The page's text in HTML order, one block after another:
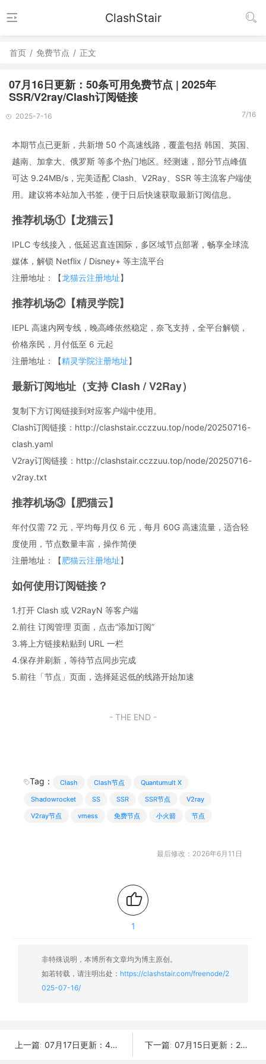
ClashStair
首页 / 免费节点 / 正文
07月16日更新：50条可用免费节点 | 2025年
SSR/V2ray/Clash订阅链接
2025-7-16 7/16
本期节点已更新，共新增 50 个高速线路，覆盖包括 韩国、英国、
越南、加拿大、俄罗斯 等多个热门地区。经测速，部分节点峰值
可达 9.24MB/s，完美适配 Clash、V2Ray、SSR 等主流客户端使
用。建议将本站加入书签，便于日后快速获取最新订阅信息。
推荐机场①【龙猫云】
IPLC 专线接入，低延迟直连国际，多区域节点部署，畅享全球流
媒体，解锁 Netflix / Disney+ 等主流平台
注册地址：【龙猫云注册地址】
推荐机场②【精灵学院】
IEPL 高速内网专线，晚高峰依然稳定，奈飞支持，全平台解锁，
价格亲民，月付低至 6 元起
注册地址：【精灵学院注册地址】
最新订阅地址（支持 Clash / V2Ray）
复制下方订阅链接到对应客户端中使用。
Clash订阅链接：http://clashstair.cczzuu.top/node/20250716-
clash.yaml
V2ray订阅链接：http://clashstair.cczzuu.top/node/20250716-
v2ray.txt
推荐机场③【肥猫云】
年付仅需 72 元，平均每月仅 6 元，每月 60G 高速流量，适合轻
度使用，节点数量丰富，操作简便
注册地址：【肥猫云注册地址】
如何使用订阅链接？
1.打开 Clash 或 V2RayN 等客户端
2.前往 订阅管理 页面，点击“添加订阅”
3.将上方链接粘贴到 URL 一栏
4.保存并刷新，等待节点同步完成
5.前往「节点」页面，选择延迟低的线路开始加速
- THE END -
Tag： Clash Clash节点
Quantumult X
Shadowrocket
SS SSR SSR节点
V2ray
V2ray节点
vmess 免费节点 小火箭 节点
最后修改：2026年6月11日
1
非特殊说明，本博所有文章均为博主原创。
如若转载，请注明出处： https://clashstair.com/freenode/2
025-07-16/
上一篇: 07月17日更新：47条可用免费节点 | 2025年SSR/V2ray/Clash订阅链接 下一篇: 07月15日更新：26条可用免费节点 | 2025年SSR/V2ray/Clash订阅链接